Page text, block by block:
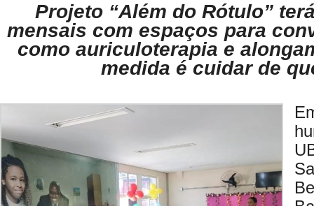
Projeto “Além do Rótulo”
mensais com espaços para
como auriculoterapia e
medida é cuidar de